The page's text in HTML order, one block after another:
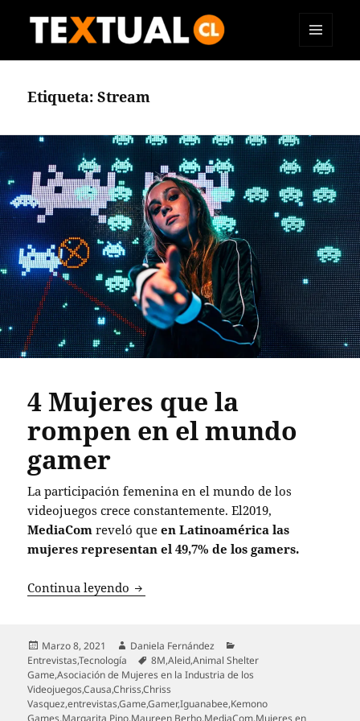
Etiqueta:Stream
4 Mujeres que la
rompen en el mundo
gamer
La participación femenina en el mundo de los
videojuegos crece constantemente. El2019,
MediaComreveló queen Latinoamérica las
mujeres representan el 49,7% de los gamers.
Continua leyendo 4 Mujeres que la rompen en el mundo
Publicado
el
Marzo 8, 2021 Autor
Daniela Fernández
Entrevistas,Tecnología Etiquetas
8M,Aleid,Animal Shelter
Game,Asociación de Mujeres en la Industria de los
Videojuegos,Causa,Chriss,Chriss
Vasquez,entrevistas,Game,Gamer,Iguanabee,Kemono
Games,Margarita Pino,Maureen Berho,MediaCom,Mujeres en